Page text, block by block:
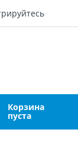
Корзина
пуста